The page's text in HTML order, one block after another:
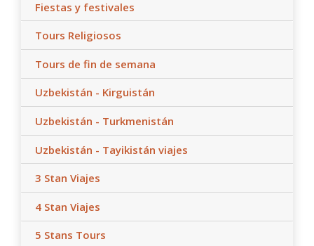
Fiestas y festivales
Tours Religiosos
Tours de fin de semana
Uzbekistán - Kirguistán
Uzbekistán - Turkmenistán
Uzbekistán - Tayikistán viajes
3 Stan Viajes
4 Stan Viajes
5 Stans Tours